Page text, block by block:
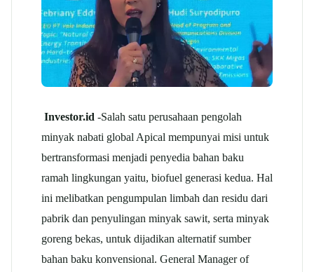
Investor.id -Salah satu perusahaan pengolah
minyak nabati global Apical mempunyai misi untuk
bertransformasi menjadi penyedia bahan baku
ramah lingkungan yaitu, biofuel generasi kedua. Hal
ini melibatkan pengumpulan limbah dan residu dari
pabrik dan penyulingan minyak sawit, serta minyak
goreng bekas, untuk dijadikan alternatif sumber
bahan baku konvensional. General Manager of